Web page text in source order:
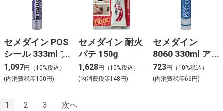
セメダイン POS
シール 333ml ブ
ラック
1,097円（10%税込）
(内消費税等100円)
セメダイン 耐火
パテ 150g
1,628円（10%税込）
(内消費税等148円)
セメダイン
8060 330ml ア
イボリー
723円（10%税込）
(内消費税等66円)
1 2 3 次へ